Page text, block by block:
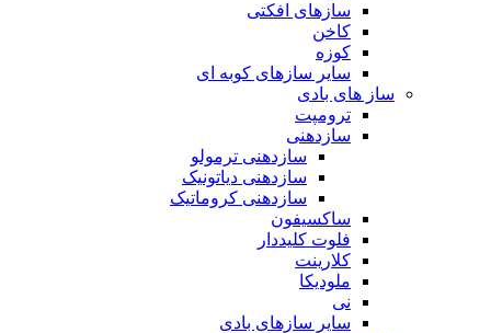
سازهای افکتی
کاخن
کوزه
سایر سازهای کوبه ای
ساز های بادی
ترومپت
سازدهنی
سازدهنی ترمولو
سازدهنی دیاتونیک
سازدهنی کروماتیک
ساکسیفون
فلوت کلیددار
کلارینت
ملودیکا
نی
سایر سازهای بادی